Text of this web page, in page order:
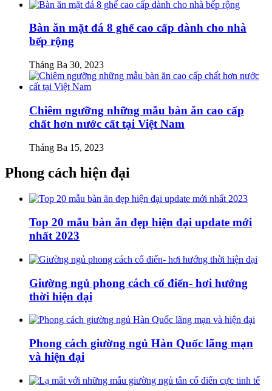
Bàn ăn mặt đá 8 ghế cao cấp dành cho nhà
bếp rộng
Tháng Ba 30, 2023
Chiêm ngưỡng những mẫu bàn ăn cao cấp
chất hơn nước cất tại Việt Nam
Tháng Ba 15, 2023
Phong cách hiện đại
Top 20 mẫu bàn ăn đẹp hiện đại update mới
nhất 2023
Giường ngủ phong cách cổ điển- hơi hướng
thời hiện đại
Phong cách giường ngủ Hàn Quốc lãng mạn
và hiện đại